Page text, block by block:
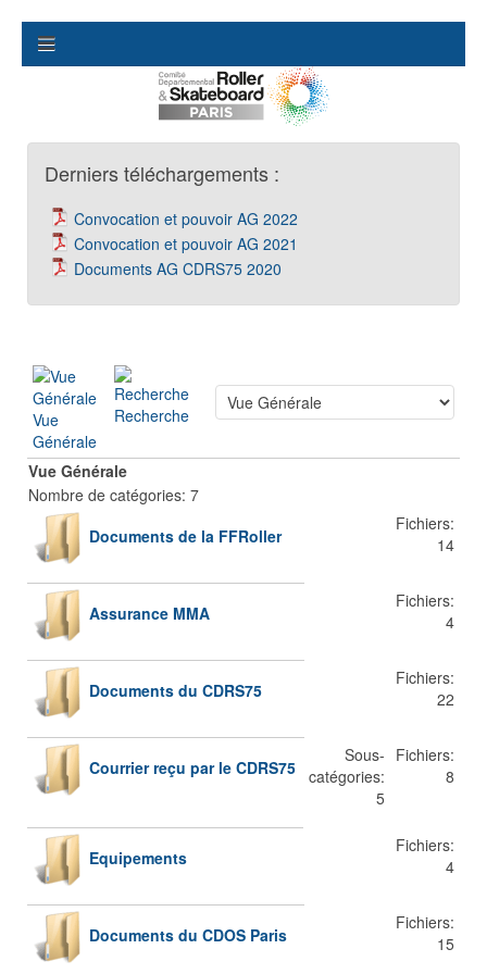
Derniers téléchargements :
Convocation et pouvoir AG 2022
Convocation et pouvoir AG 2021
Documents AG CDRS75 2020
Vue
Générale
Recherche
Vue Générale
Nombre de catégories: 7
Documents de la FFRoller
Fichiers:
14
Assurance MMA
Fichiers:
4
Documents du CDRS75
Fichiers:
22
Courrier reçu par le CDRS75
Sous-
catégories:
5
Fichiers:
8
Equipements
Fichiers:
4
Documents du CDOS Paris
Fichiers:
15